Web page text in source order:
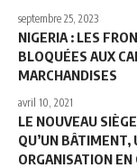
septembre 25, 2023
NIGERIA : LES
BLOQUÉES AUX
MARCHANDISES
avril 10, 2021
LE NOUVEAU
QU’UN BÂTIMENT,
ORGANISATION